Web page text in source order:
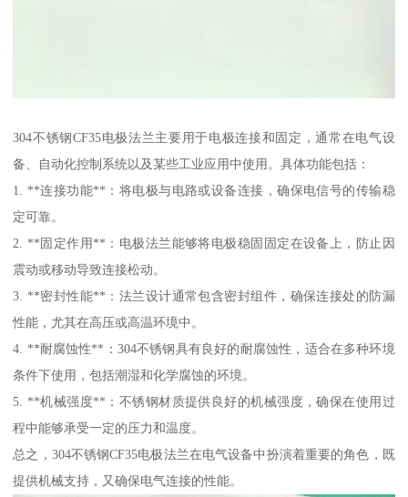
304不锈钢CF35电极法兰主要用于电极连接和固定，通常在电气设
备、自动化控制系统以及某些工业应用中使用。具体功能包括：
1. **连接功能**：将电极与电路或设备连接，确保电信号的传输稳
定可靠。
2. **固定作用**：电极法兰能够将电极稳固固定在设备上，防止因
震动或移动导致连接松动。
3. **密封性能**：法兰设计通常包含密封组件，确保连接处的防漏
性能，尤其在高压或高温环境中。
4. **耐腐蚀性**：304不锈钢具有良好的耐腐蚀性，适合在多种环境
条件下使用，包括潮湿和化学腐蚀的环境。
5. **机械强度**：不锈钢材质提供良好的机械强度，确保在使用过
程中能够承受一定的压力和温度。
总之，304不锈钢CF35电极法兰在电气设备中扮演着重要的角色，既
提供机械支持，又确保电气连接的性能。